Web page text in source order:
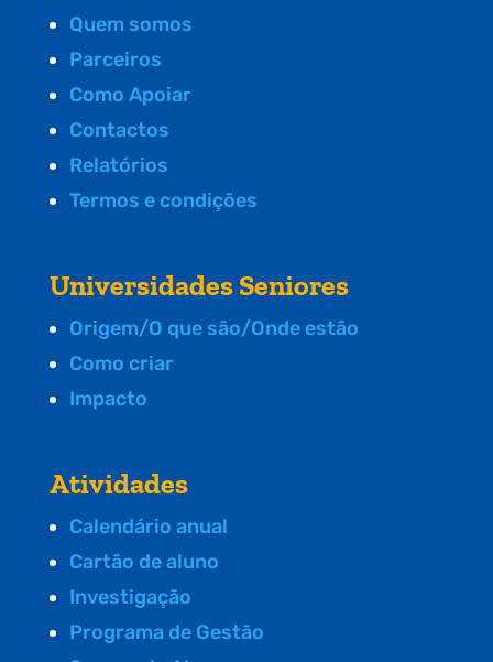
Quem somos
Parceiros
Como Apoiar
Contactos
Relatórios
Termos e condições
Universidades Seniores
Origem/O que são/Onde estão
Como criar
Impacto
Atividades
Calendário anual
Cartão de aluno
Investigação
Programa de Gestão